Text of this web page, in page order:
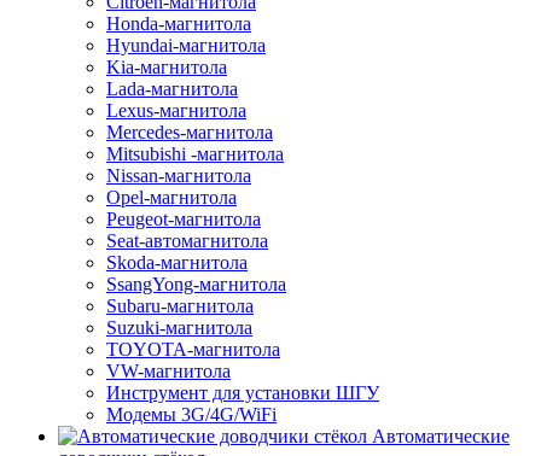
Honda-магнитола
Hyundai-магнитола
Kia-магнитола
Lada-магнитола
Lexus-магнитола
Mercedes-магнитола
Mitsubishi -магнитола
Nissan-магнитола
Opel-магнитола
Peugeot-магнитола
Seat-автомагнитола
Skoda-магнитола
SsangYong-магнитола
Subaru-магнитола
Suzuki-магнитола
TOYOTA-магнитола
VW-магнитола
Инструмент для установки ШГУ
Модемы 3G/4G/WiFi
Автоматические